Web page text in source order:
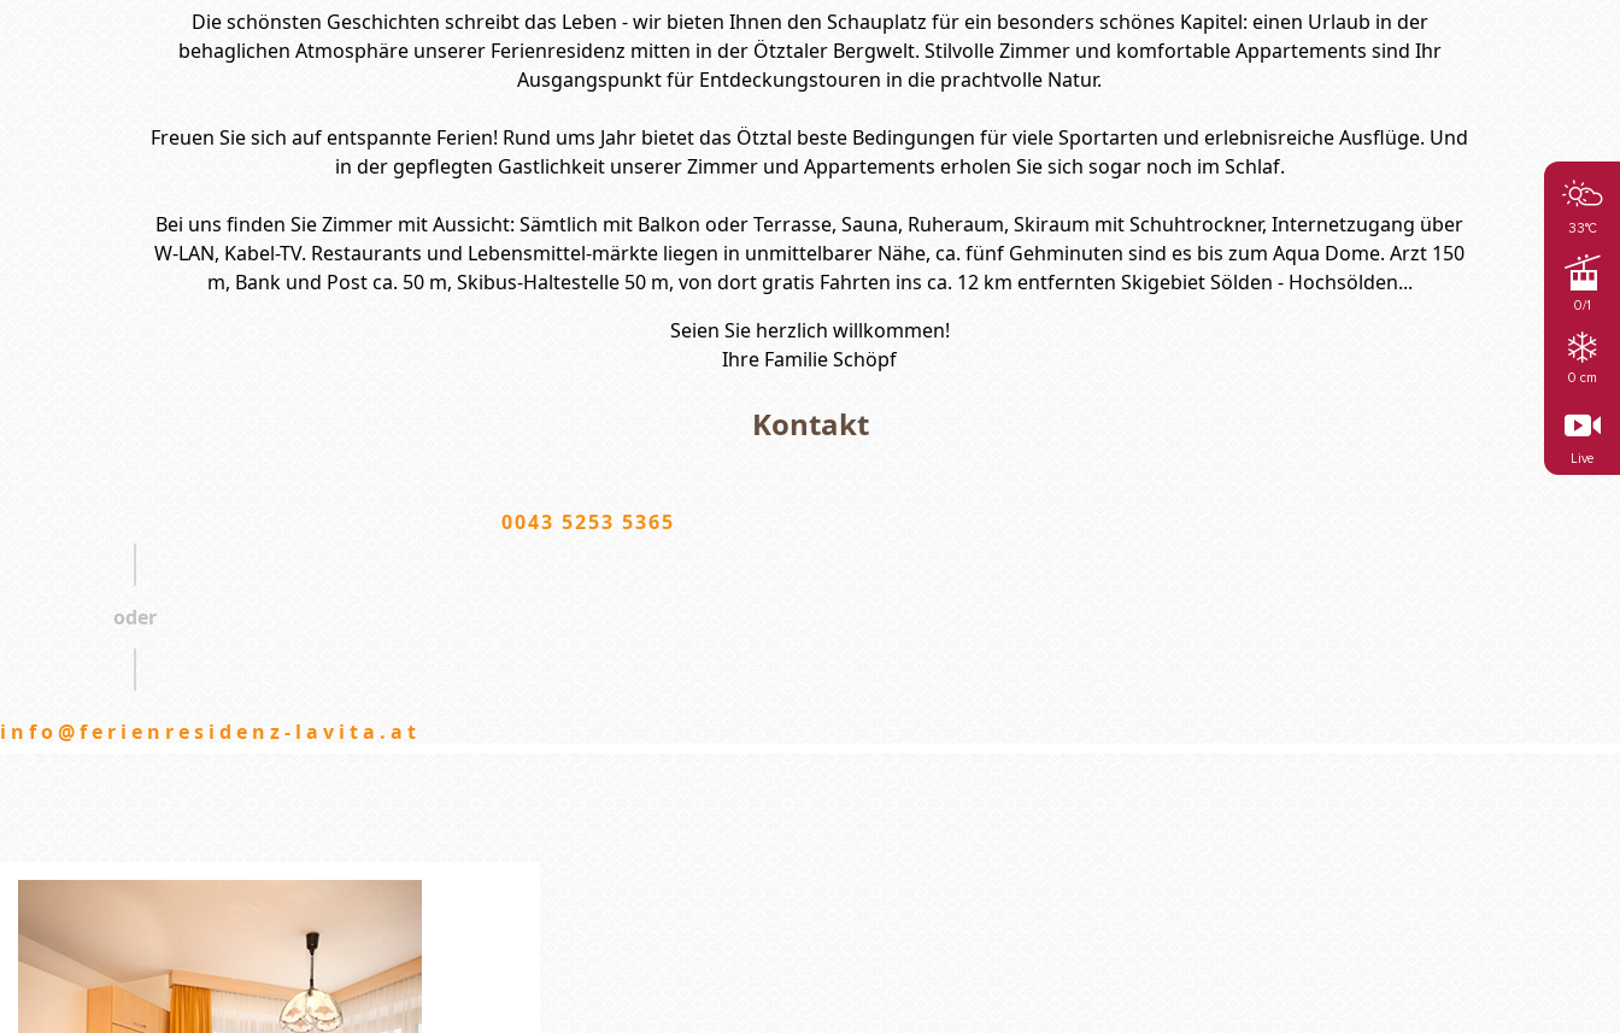
Die schönsten Geschichten schreibt das Leben - wir bieten Ihnen den Schauplatz für ein besonders schönes Kapitel: einen Urlaub in der
behaglichen Atmosphäre unserer Ferienresidenz mitten in der Ötztaler Bergwelt. Stilvolle Zimmer und komfortable Appartements sind Ihr
Ausgangspunkt für Entdeckungstouren in die prachtvolle Natur.
Freuen Sie sich auf entspannte Ferien! Rund ums Jahr bietet das Ötztal beste Bedingungen für viele Sportarten und erlebnisreiche Ausflüge. Und
in der gepflegten Gastlichkeit unserer Zimmer und Appartements erholen Sie sich sogar noch im Schlaf.
Bei uns finden Sie Zimmer mit Aussicht: Sämtlich mit Balkon oder Terrasse, Sauna, Ruheraum, Skiraum mit Schuhtrockner, Internetzugang über
W-LAN, Kabel-TV. Restaurants und Lebensmittel-märkte liegen in unmittelbarer Nähe, ca. fünf Gehminuten sind es bis zum Aqua Dome. Arzt 150
m, Bank und Post ca. 50 m, Skibus-Haltestelle 50 m, von dort gratis Fahrten ins ca. 12 km entfernten Skigebiet Sölden - Hochsölden...
Seien Sie herzlich willkommen!
Ihre Familie Schöpf
Kontakt
0043 5253 5365
oder
info@ferienresidenz-lavita.at
33°C
0/1
0 cm
Live